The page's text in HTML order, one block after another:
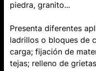
piedra, granito...
Presenta diferentes
ladrillos o bloques de
carga; fijación de
tejas; relleno de